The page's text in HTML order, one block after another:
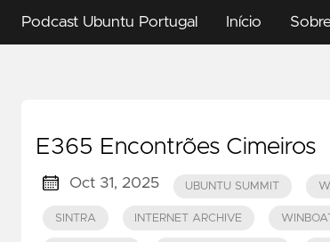
Podcast Ubuntu Portugal Início
E365 Encontrões Cimeiros
Oct 31, 2025 UBUNTU SUMMIT
SINTRA INTERNET ARCHIVE